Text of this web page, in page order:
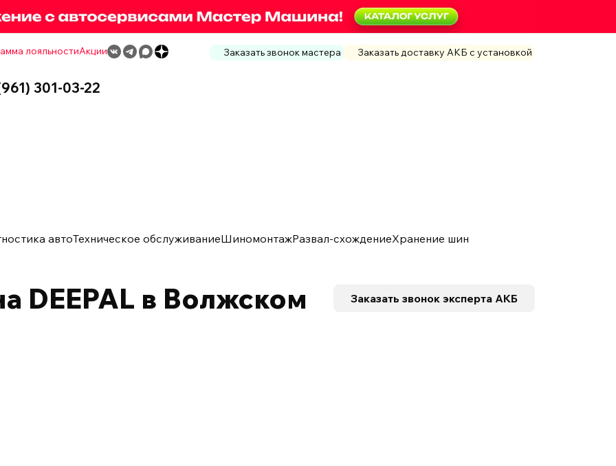
лояльностиАкции Заказать звонок мастера Заказать доставку АКБ с установкой
301-03-22
автоТехническое обслуживаниеШиномонтажРазвал-схождениеХранение шин
DEEPAL в Волжском Заказать звонок эксперта АКБ